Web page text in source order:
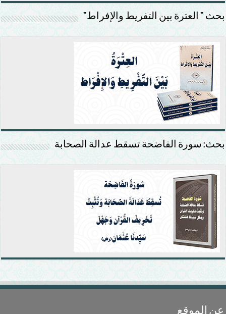
بحث ” العترة بين التفريط والإفراط”
بحث: سورة الفاضحة تسقط عدالة الصحابة
عن الموقع